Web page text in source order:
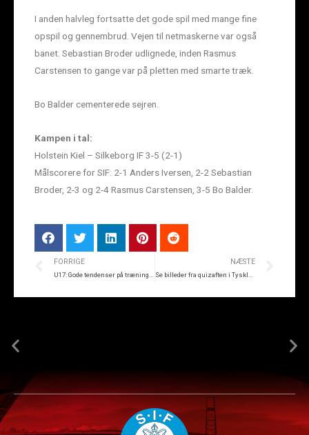
I anden halvleg fortsatte det gode spil med mange fine
opspil og gennembrud. Vejen til netmaskerne var også
banet. Sebastian Broder udlignede, inden Rasmus
Carstensen to gange var på pletten med smarte træk.
Bo Balder cementerede sejren.
Kampen i tal:
Holstein Kiel – Silkeborg IF 3-5 (2-1)
Målscorere for SIF: 2-1 Anders Iversen, 2-2 Sebastian
Broder, 2-3 og 2-4 Rasmus Carstensen, 3-5 Bo Balder.
FORRIGE NÆSTE